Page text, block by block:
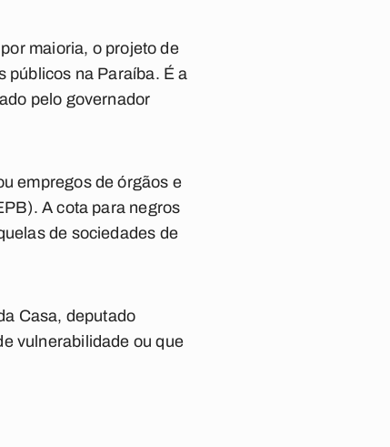
maioria, o projeto de
públicos na Paraíba. É a
pelo governador
empregos de órgãos e
A cota para negros
de sociedades de
Casa, deputado
vulnerabilidade ou que